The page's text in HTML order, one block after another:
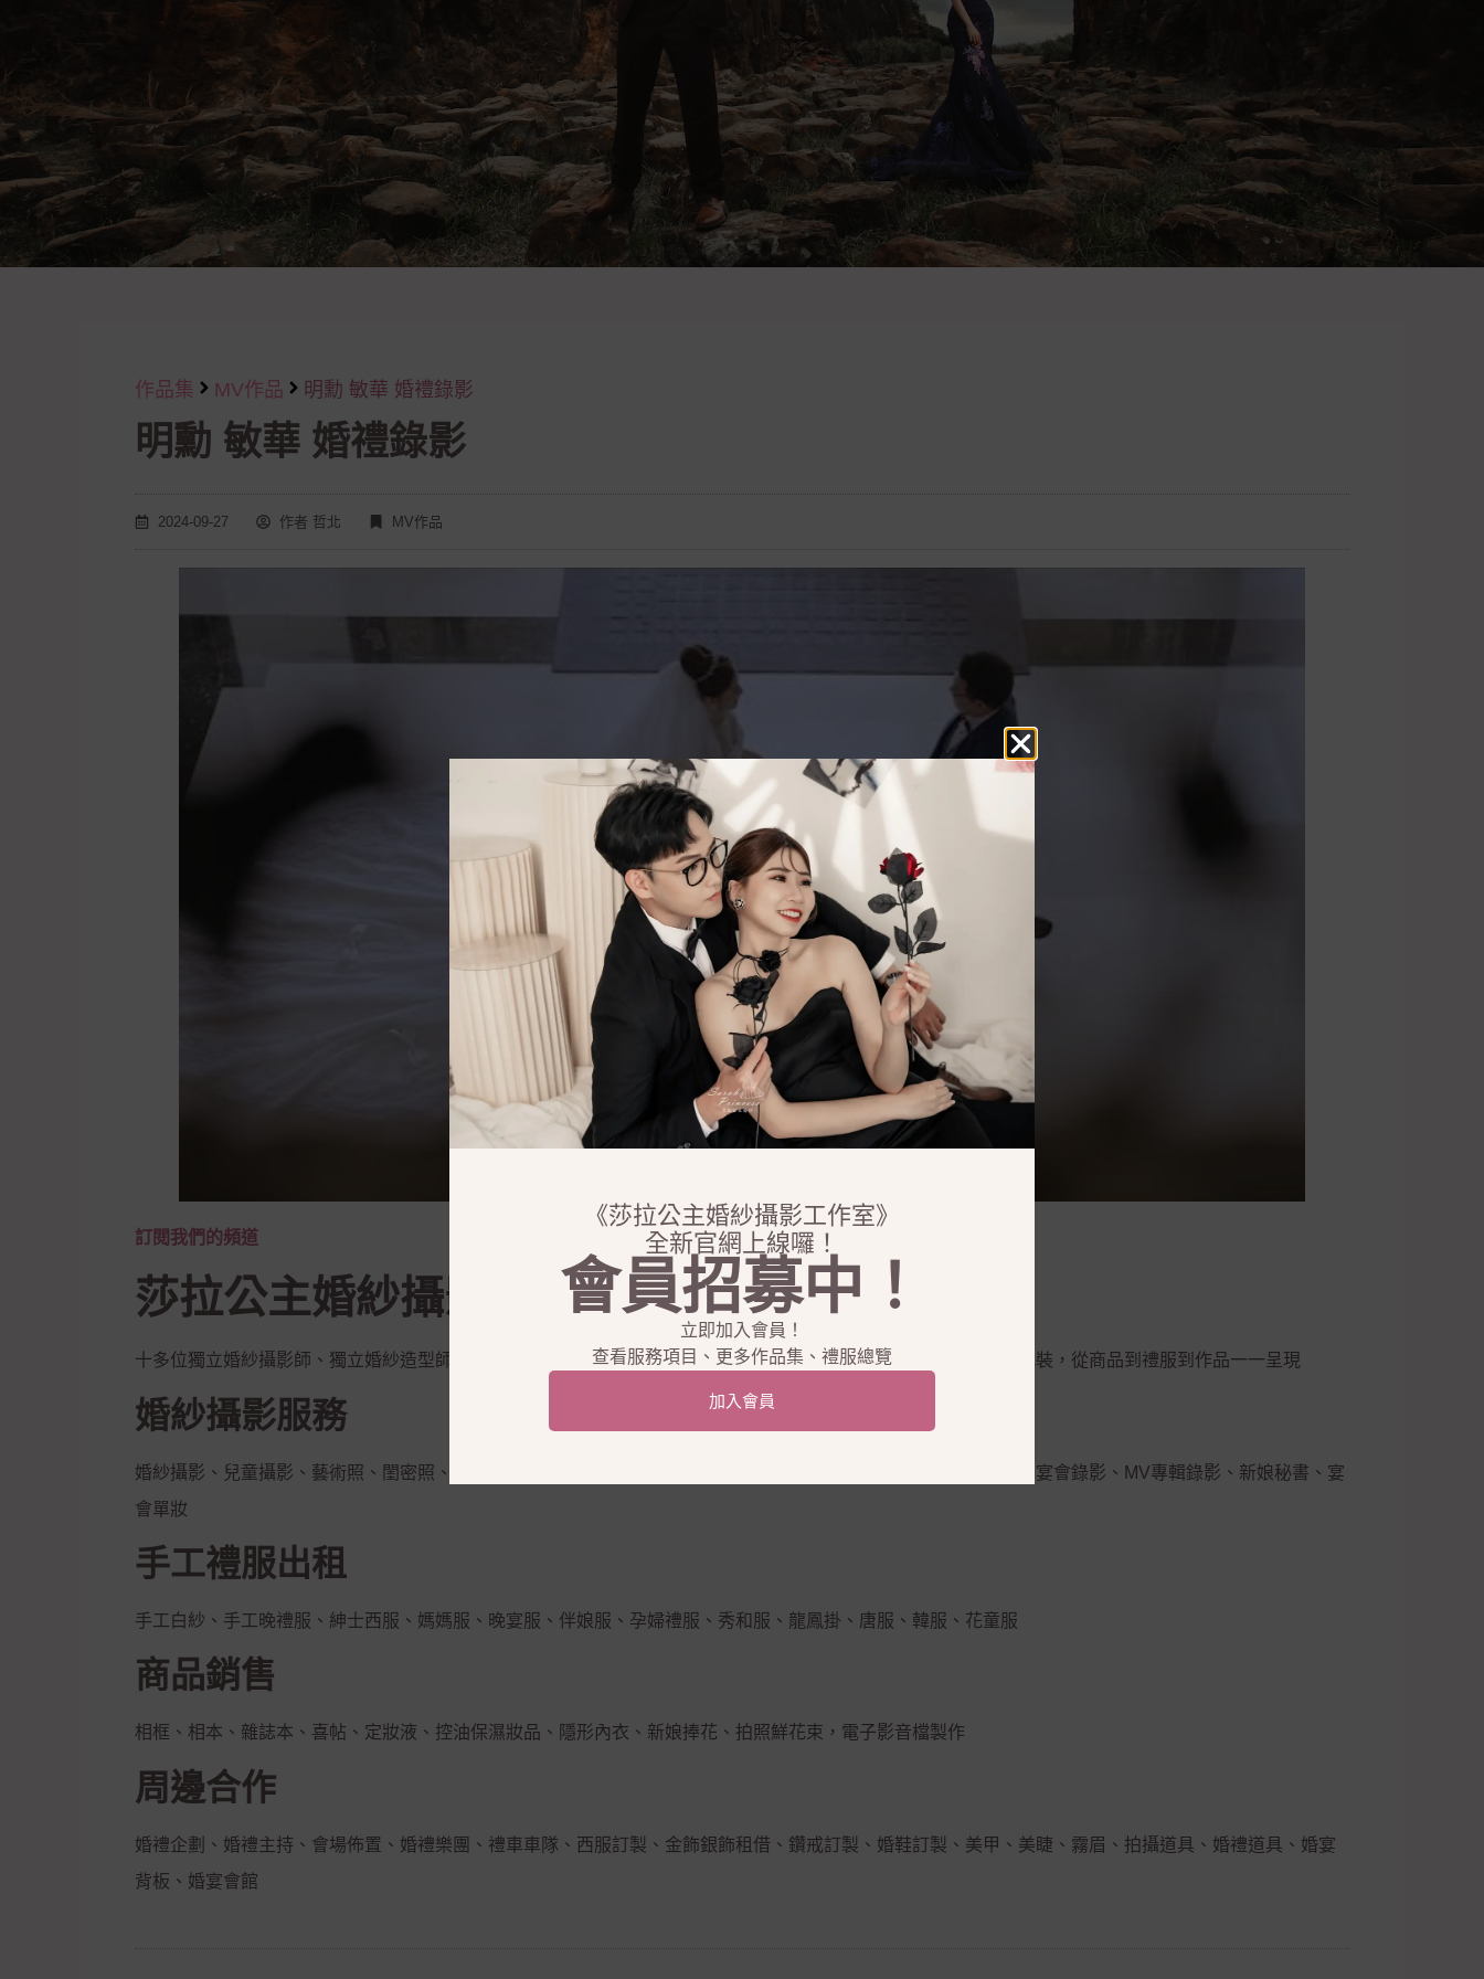
作品集 MV作品 明勳 敏華 婚禮錄影
明勳 敏華 婚禮錄影
2024-09-27 作者 哲北 MV作品
訂閱我們的頻道
莎拉公主婚紗攝影禮服工作室
十多位獨立婚紗攝影師、獨立婚紗造型師提供您指定專業服務，全透明開放的平台沒有隱藏服務、強迫消費及不實包裝，從商品到禮服到作品一一呈現
婚紗攝影服務
婚紗攝影、兒童攝影、藝術照、閨密照、彩虹婚紗、孕婦照、全家福、活動拍攝、婚禮攝影、宴會攝影、婚禮錄影、宴會錄影、MV專輯錄影、新娘秘書、宴
會單妝
手工禮服出租
手工白紗、手工晚禮服、紳士西服、媽媽服、晚宴服、伴娘服、孕婦禮服、秀和服、龍鳳掛、唐服、韓服、花童服
商品銷售
相框、相本、雜誌本、喜帖、定妝液、控油保濕妝品、隱形內衣、新娘捧花、拍照鮮花束，電子影音檔製作
周邊合作
婚禮企劃、婚禮主持、會場佈置、婚禮樂團、禮車車隊、西服訂製、金飾銀飾租借、鑽戒訂製、婚鞋訂製、美甲、美睫、霧眉、拍攝道具、婚禮道具、婚宴
背板、婚宴會館
《莎拉公主婚紗攝影工作室》
全新官網上線囉！
會員招募中！
立即加入會員！
查看服務項目、更多作品集、禮服總覽
加入會員